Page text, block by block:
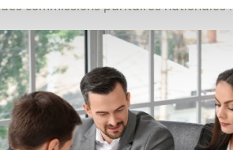
commissions paritaires nationales